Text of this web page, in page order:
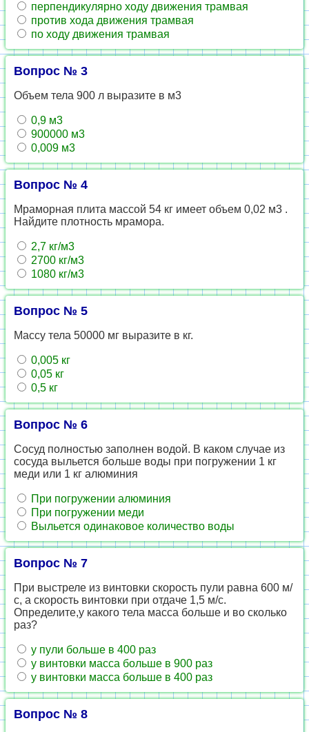
перпендикулярно ходу движения трамвая
против хода движения трамвая
по ходу движения трамвая
Вопрос № 3
Объем тела 900 л выразите в м3
0,9 м3
900000 м3
0,009 м3
Вопрос № 4
Мраморная плита массой 54 кг имеет объем 0,02 м3 .
Найдите плотность мрамора.
2,7 кг/м3
2700 кг/м3
1080 кг/м3
Вопрос № 5
Массу тела 50000 мг выразите в кг.
0,005 кг
0,05 кг
0,5 кг
Вопрос № 6
Сосуд полностью заполнен водой. В каком случае из
сосуда выльется больше воды при погружении 1 кг
меди или 1 кг алюминия
При погружении алюминия
При погружении меди
Выльется одинаковое количество воды
Вопрос № 7
При выстреле из винтовки скорость пули равна 600 м/
с, а скорость винтовки при отдаче 1,5 м/с.
Определите,у какого тела масса больше и во сколько
раз?
у пули больше в 400 раз
у винтовки масса больше в 900 раз
у винтовки масса больше в 400 раз
Вопрос № 8